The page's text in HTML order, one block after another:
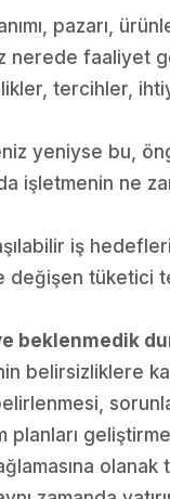
pazarı,
nerede faaliyet
tercihler,
yeniyse bu,
işletmenin ne
iş
değişen tüketici
beklenmedik
belirsizliklere
planları
olanak